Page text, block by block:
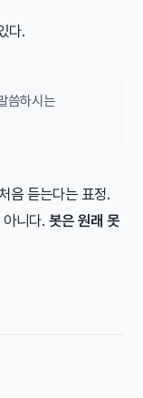
다.
씀하시는
음 듣는다는 표정.
니다. 봇은 원래 못